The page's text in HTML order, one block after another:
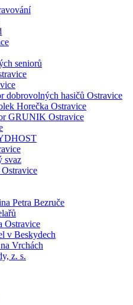
seniorů
dobrovolných hasičů Ostravice
Horečka Ostravice
GRUNIK Ostravice
svaz
Petra Bezruče
Ostravice
v Beskydech
Vrchách
z. s.